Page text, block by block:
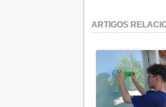
ARTIGOS